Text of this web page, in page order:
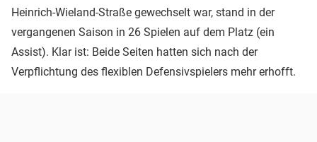
Heinrich-Wieland-Straße gewechselt war, stand in der
vergangenen Saison in 26 Spielen auf dem Platz (ein
Assist). Klar ist: Beide Seiten hatten sich nach der
Verpflichtung des flexiblen Defensivspielers mehr erhofft.